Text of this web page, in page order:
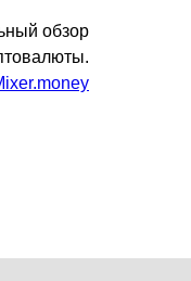
обзор